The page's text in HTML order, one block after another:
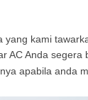
yang kami
AC Anda segera
apabila anda